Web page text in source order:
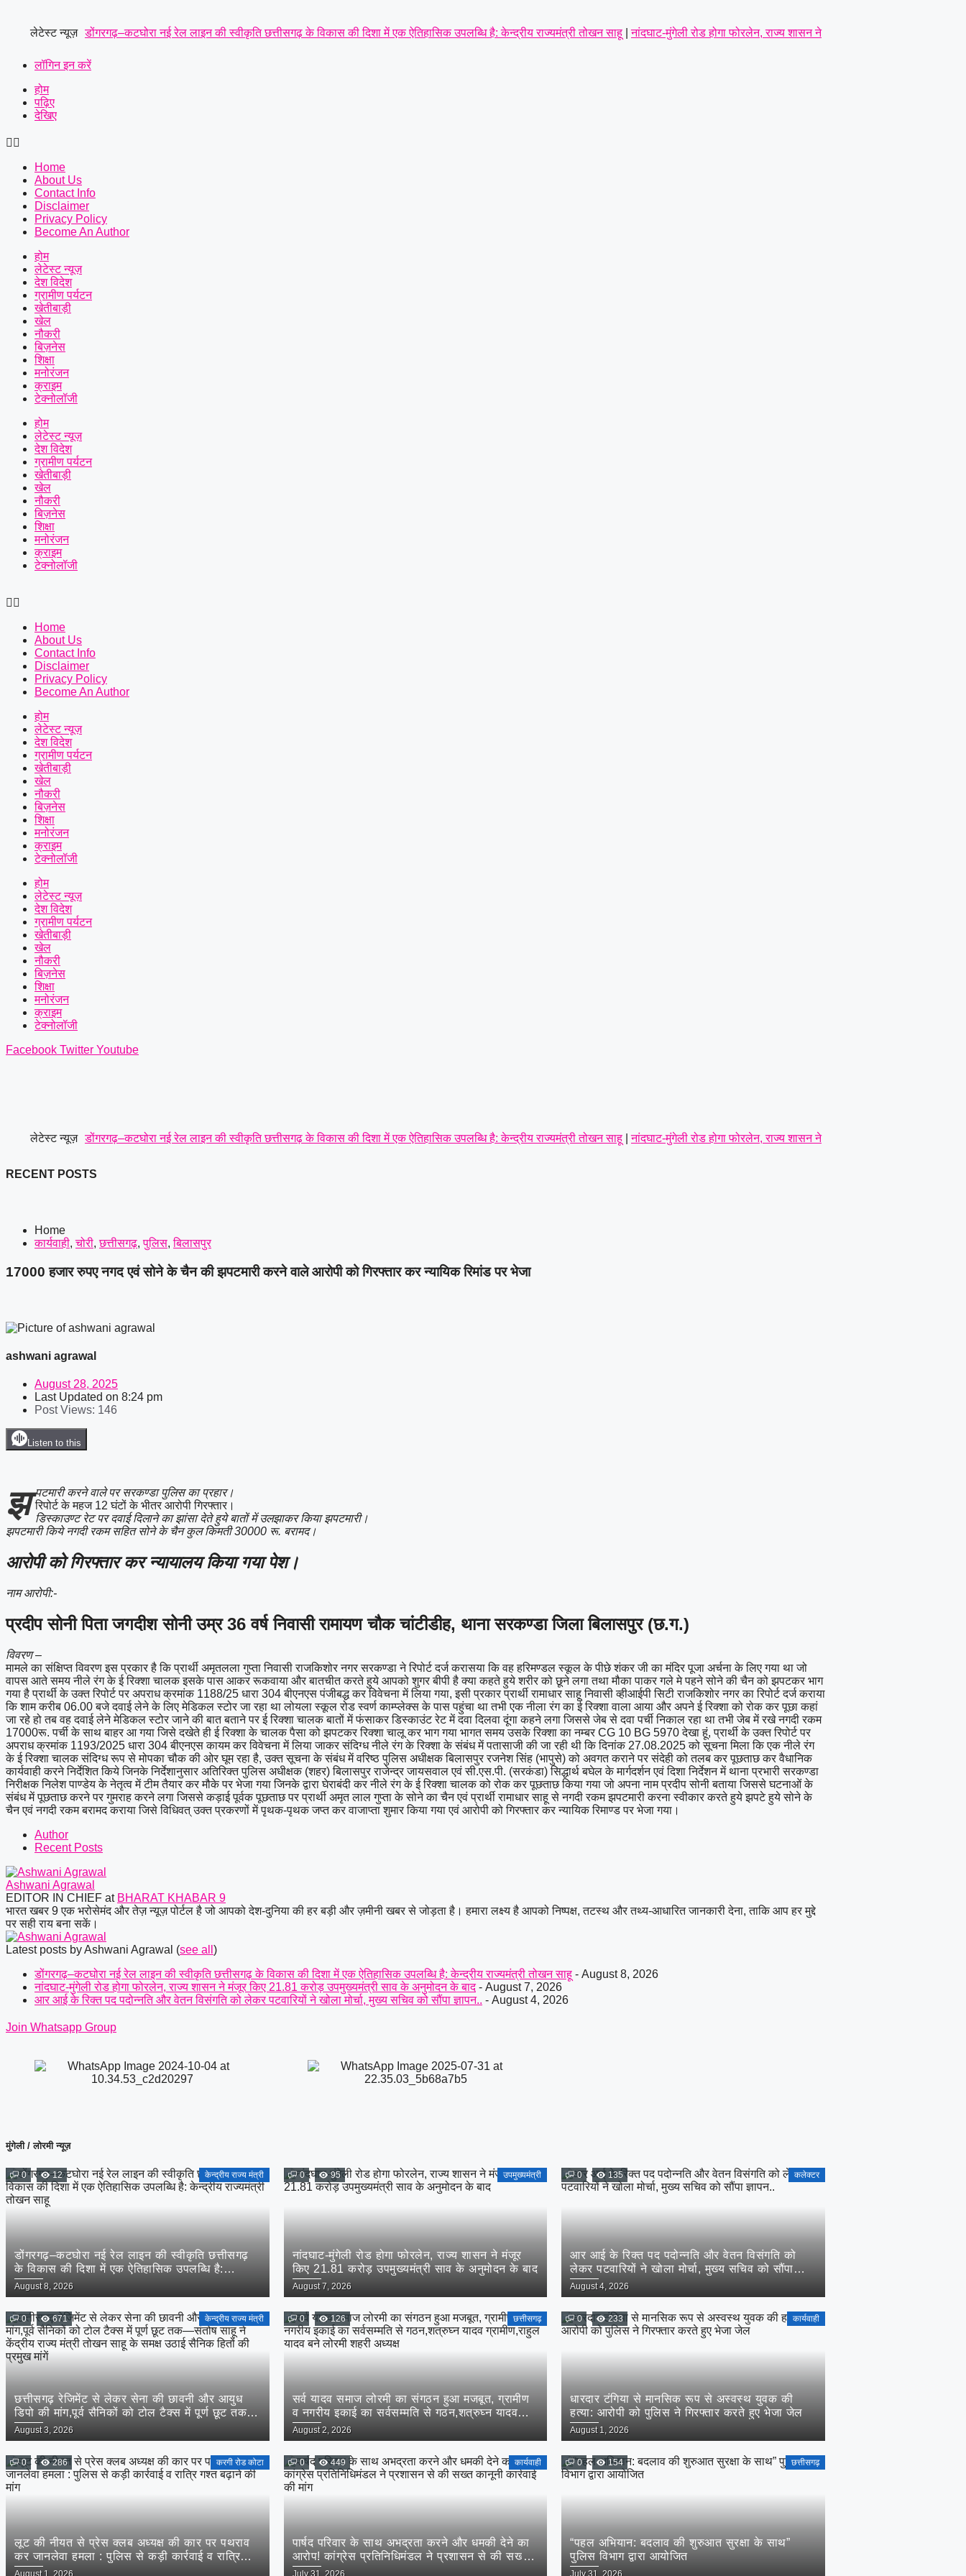
contentलेटेस्ट न्यूज़ डोंगरगढ़–कटघोरा नई रेल लाइन की स्वीकृति छत्तीसगढ़ के विकास की दिशा में एक ऐतिहासिक उपलब्धि है: केन्द्रीय राज्यमंत्री तोखन साहू नांदघाट-मुंगेली रोड होगा फोरलेन, राज्य शासन ने
मंजूर किए 21.81 करोड़ उपमुख्यमंत्री साव के अनुमोदन के बाद
लॉगिन इन करें
होम
पढ़िए
देखिए
Home
About Us
Contact Info
Disclaimer
Privacy Policy
Become An Author
होम
लेटेस्ट न्यूज़
देश विदेश
ग्रामीण पर्यटन
खेतीबाड़ी
खेल
नौकरी
बिज़नेस
शिक्षा
मनोरंजन
क्राइम
टेक्नोलॉजी
होम
लेटेस्ट न्यूज़
देश विदेश
ग्रामीण पर्यटन
खेतीबाड़ी
खेल
नौकरी
बिज़नेस
शिक्षा
मनोरंजन
क्राइम
टेक्नोलॉजी
Home
About Us
Contact Info
Disclaimer
Privacy Policy
Become An Author
होम
लेटेस्ट न्यूज़
देश विदेश
ग्रामीण पर्यटन
खेतीबाड़ी
खेल
नौकरी
बिज़नेस
शिक्षा
मनोरंजन
क्राइम
टेक्नोलॉजी
होम
लेटेस्ट न्यूज़
देश विदेश
ग्रामीण पर्यटन
खेतीबाड़ी
खेल
नौकरी
बिज़नेस
शिक्षा
मनोरंजन
क्राइम
टेक्नोलॉजी
Facebook Twitter Youtube
लेटेस्ट न्यूज़ डोंगरगढ़–कटघोरा नई रेल लाइन की स्वीकृति छत्तीसगढ़ के विकास की दिशा में एक ऐतिहासिक उपलब्धि है: केन्द्रीय राज्यमंत्री तोखन साहू नांदघाट-मुंगेली रोड होगा फोरलेन, राज्य शासन ने
मंजूर किए 21.81 करोड़ उपमुख्यमंत्री साव के अनुमोदन के बाद
मानसिक रूप से अस्वस्थ युवक की हत्या: आरोपी को पुलिस ने गिरफ्तार करते हुए भेजा जेल
RECENT POSTS
Home
कार्यवाही,चोरी,छत्तीसगढ़,पुलिस,बिलासपुर
17000 हजार रुपए नगद एवं सोने के चैन की झपटमारी करने वाले आरोपी को गिरफ्तार कर न्यायिक रिमांड पर भेजा
ashwani agrawal
August 28, 2025
Last Updated on 8:24 pm
Post Views: 146
Listen to this
झ पटमारी करने वाले पर सरकण्डा पुलिस का प्रहार।
रिपोर्ट के महज 12 घंटों के भीतर आरोपी गिरफ्तार।
डिस्काउण्ट रेट पर दवाई दिलाने का झांसा देते हुये बातों में उलझाकर किया झपटमारी।
झपटमारी किये नगदी रकम सहित सोने के चैन कुल किमती 30000 रू. बरामद।
आरोपी को गिरफ्तार कर न्यायालय किया गया पेश।
नाम आरोपी:-
प्रदीप सोनी पिता जगदीश सोनी उम्र 36 वर्ष निवासी रामायण चौक चांटीडीह, थाना सरकण्डा जिला बिलासपुर (छ.ग.)
विवरण –
मामले का संक्षिप्त विवरण इस प्रकार है कि प्रार्थी अमृतलला गुप्ता निवासी राजकिशोर नगर सरकण्डा ने रिपोर्ट दर्ज करासया कि वह हरिमण्डल स्कूल के पीछे शंकर जी का मंदिर पूजा अर्चना के लिए गया था जो
वापस आते समय नीले रंग के ई रिक्शा चालक इसके पास आकर रूकवाया और बातचीत करते हुये आपको शुगर बीपी है क्या कहते हुये शरीर को छूने लगा तथा मौका पाकर गले मे पहने सोने की चैन को झपटकर भाग
गया है प्रार्थी के उक्त रिपोर्ट पर अपराध क्रमांक 1188/25 धारा 304 बीएनएस पंजीबद्ध कर विवेचना में लिया गया, इसी प्रकार प्रार्थी रामाधार साहू निवासी व्हीआईपी सिटी राजकिशोर नगर का रिपोर्ट दर्ज कराया
कि शाम करीब 06.00 बजे दवाई लेने के लिए मेडिकल स्टोर जा रहा था लोयला स्कूल रोड स्वर्ण काम्प्लेक्स के पास पहुंचा था तभी एक नीला रंग का ई रिक्शा वाला आया और अपने ई रिक्शा को रोक कर पूछा कहां
जा रहे हो तब वह दवाई लेने मेडिकल स्टोर जाने की बात बताने पर ई रिक्शा चालक बातों में फंसाकर डिस्काउंट रेट में दवा दिलवा दूंगा कहने लगा जिससे जेब से दवा पर्ची निकाल रहा था तभी जेब में रखे नगदी रकम
17000रू. पर्ची के साथ बाहर आ गया जिसे दखेते ही ई रिक्शा के चालक पैसा को झपटकर रिक्शा चालू कर भाग गया भागत समय उसके रिक्शा का नम्बर CG 10 BG 5970 देखा हूं, प्रार्थी के उक्त रिपोर्ट पर
अपराध क्रमांक 1193/2025 धारा 304 बीएनएस कायम कर विवेचना में लिया जाकर संदिग्ध नीले रंग के रिक्शा के संबंध में पतासाजी की जा रही थी कि दिनांक 27.08.2025 को सूचना मिला कि एक नीले रंग
के ई रिक्शा चालक संदिग्ध रूप से मोपका चौक की ओर घूम रहा है, उक्त सूचना के संबंध में वरिष्ठ पुलिस अधीक्षक बिलासपुर रजनेश सिंह (भापुसे) को अवगत कराने पर संदेही को तलब कर पूछताछ कर वैधानिक
कार्यवाही करने निर्देशित किये जिनके निर्देशानुसार अतिरिक्त पुलिस अधीक्षक (शहर) बिलासपुर राजेन्द्र जायसवाल एवं सी.एस.पी. (सरकंडा) सिद्धार्थ बघेल के मार्गदर्शन एवं दिशा निर्देशन में थाना प्रभारी सरकण्डा
निरीक्षक निलेश पाण्डेय के नेतृत्व में टीम तैयार कर मौके पर भेजा गया जिनके द्वारा घेराबंदी कर नीले रंग के ई रिक्शा चालक को रोक कर पूछताछ किया गया जो अपना नाम प्रदीप सोनी बताया जिससे घटनाओं के
संबंध में पूछताछ करने पर गुमराह करने लगा जिससे कड़ाई पूर्वक पूछताछ पर प्रार्थी अमृत लाल गुप्ता के सोने का चैन एवं प्रार्थी रामाधार साहू से नगदी रकम झपटमारी करना स्वीकार करते हुये झपटे हुये सोने के
चैन एवं नगदी रकम बरामद कराया जिसे विधिवत् उक्त प्रकरणों में पृथक-पृथक जप्त कर वाजाप्ता शुमार किया गया एवं आरोपी को गिरफ्तार कर न्यायिक रिमाण्ड पर भेजा गया।
Author
Recent Posts
Ashwani Agrawal
EDITOR IN CHIEF at BHARAT KHABAR 9
भारत खबर 9 एक भरोसेमंद और तेज़ न्यूज़ पोर्टल है जो आपको देश-दुनिया की हर बड़ी और ज़मीनी खबर से जोड़ता है। हमारा लक्ष्य है आपको निष्पक्ष, तटस्थ और तथ्य-आधारित जानकारी देना, ताकि आप हर मुद्दे
पर सही राय बना सकें।
Latest posts by Ashwani Agrawal (see all )
डोंगरगढ़–कटघोरा नई रेल लाइन की स्वीकृति छत्तीसगढ़ के विकास की दिशा में एक ऐतिहासिक उपलब्धि है: केन्द्रीय राज्यमंत्री तोखन साहू - August 8, 2026
नांदघाट-मुंगेली रोड होगा फोरलेन, राज्य शासन ने मंजूर किए 21.81 करोड़ उपमुख्यमंत्री साव के अनुमोदन के बाद- August 7, 2026
आर आई के रिक्त पद पदोन्नति और वेतन विसंगति को लेकर पटवारियों ने खोला मोर्चा, मुख्य सचिव को सौंपा ज्ञापन.. - August 4, 2026
Join Whatsapp Group
मुंगेली / लोरमी न्यूज़
0 12 केन्द्रीय राज्य मंत्री
डोंगरगढ़–कटघोरा नई रेल लाइन की स्वीकृति छत्तीसगढ़
के विकास की दिशा में एक ऐतिहासिक उपलब्धि है:
केन्द्रीय राज्यमंत्री तोखन साहू
Posted
on
August 8, 2026
0 95 उपमुख्यमंत्री
नांदघाट-मुंगेली रोड होगा फोरलेन, राज्य शासन ने मंजूर
किए 21.81 करोड़ उपमुख्यमंत्री साव के अनुमोदन के बाद
Posted
on
August 7, 2026
0 135 कलेक्टर
आर आई के रिक्त पद पदोन्नति और वेतन विसंगति को
लेकर पटवारियों ने खोला मोर्चा, मुख्य सचिव को सौंपा
ज्ञापन..
Posted
on
August 4, 2026
0 671 केन्द्रीय राज्य मंत्री
छत्तीसगढ़ रेजिमेंट से लेकर सेना की छावनी और आयुध
डिपो की मांग,पूर्व सैनिकों को टोल टैक्स में पूर्ण छूट तक—
संतोष साहू ने केंद्रीय राज्य मंत्री तोखन साहू के समक्ष
उठाई सैनिक हितों की प्रमुख मांगें
Posted
on
August 3, 2026
0 126 छत्तीसगढ़
सर्व यादव समाज लोरमी का संगठन हुआ मजबूत, ग्रामीण
व नगरीय इकाई का सर्वसम्मति से गठन,शत्रुघ्न यादव
ग्रामीण,राहुल यादव बने लोरमी शहरी अध्यक्ष
Posted
on
August 2, 2026
0 233 कार्यवाही
धारदार टंगिया से मानसिक रूप से अस्वस्थ युवक की
हत्या: आरोपी को पुलिस ने गिरफ्तार करते हुए भेजा जेल
Posted
on
August 1, 2026
0 286 करगी रोड कोटा
लूट की नीयत से प्रेस क्लब अध्यक्ष की कार पर पथराव
कर जानलेवा हमला : पुलिस से कड़ी कार्रवाई व रात्रि
गश्त बढ़ाने की मांग
Posted
August 1, 2026
0 449 कार्यवाही
पार्षद परिवार के साथ अभद्रता करने और धमकी देने का
आरोप! कांग्रेस प्रतिनिधिमंडल ने प्रशासन से की सख्त
कानूनी कार्रवाई की मांग
Posted
July 31, 2026
0 154 छत्तीसगढ़
“पहल अभियान: बदलाव की शुरुआत सुरक्षा के साथ”
पुलिस विभाग द्वारा आयोजित
Posted
July 31, 2026